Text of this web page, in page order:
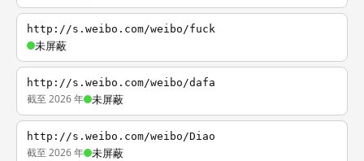
http://s.weibo.com/weibo/fuck
未屏蔽
http://s.weibo.com/weibo/dafa
截至 2026 年 未屏蔽
http://s.weibo.com/weibo/Diao
截至 2026 年 未屏蔽